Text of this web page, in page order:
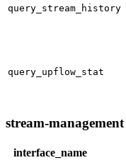
query_stream_history
query_upflow_stat
stream-management
interface_name